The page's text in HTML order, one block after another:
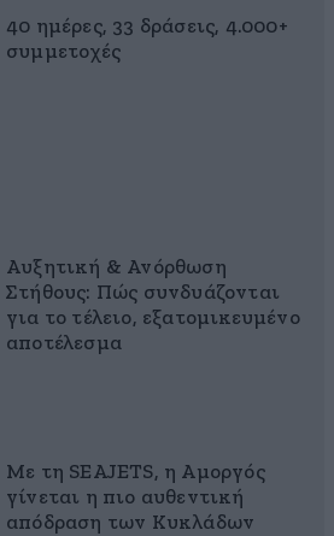
40 ημέρες, 33 δράσεις, 4.000+
συμμετοχές
Αυξητική & Ανόρθωση
Στήθους: Πώς συνδυάζονται
για το τέλειο, εξατομικευμένο
αποτέλεσμα
Με τη SEAJETS, η Αμοργός
γίνεται η πιο αυθεντική
απόδραση των Κυκλάδων